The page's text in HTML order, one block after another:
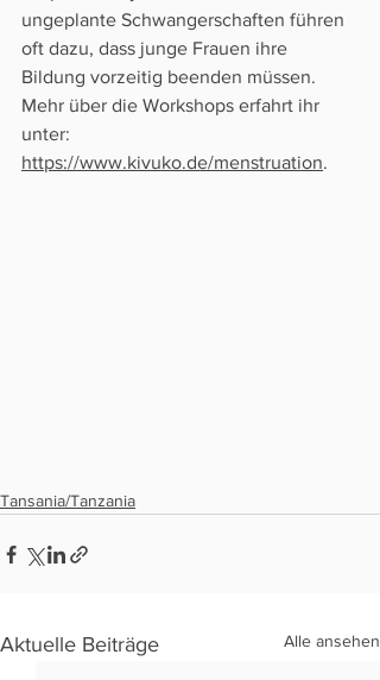
ungeplante Schwangerschaften führen
oft dazu, dass junge Frauen ihre
Bildung vorzeitig beenden müssen.
Mehr über die Workshops erfahrt ihr
unter:
https://www.kivuko.de/menstruation.
Tansania/Tanzania
Aktuelle Beiträge Alle ansehen